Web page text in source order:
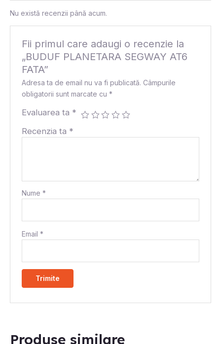
Nu există recenzii până acum.
Fii primul care adaugi o recenzie la
„BUDUF PLANETARA SEGWAY AT6
FATA”
Adresa ta de email nu va fi publicată. Câmpurile
obligatorii sunt marcate cu*
Evaluarea ta *
Recenzia ta *
Nume*
Email*
Produse similare